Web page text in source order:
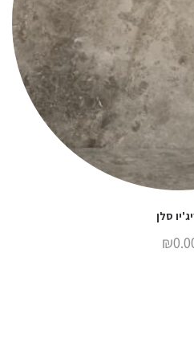
סלן
₪